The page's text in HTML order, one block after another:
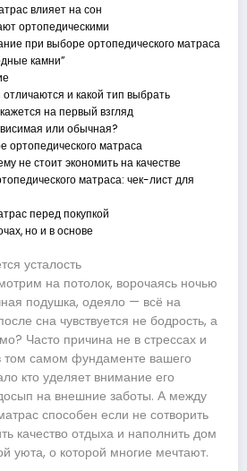
влияет на сон
ортопедическими
при выборе ортопедического матраса
камни”
и какой тип выбрать
на первый взгляд
или обычная?
ортопедического матраса
не стоит экономить на качестве
матраса: чек-лист для
перед покупкой
но и в основе
усталость
на потолок, ворочаясь ночью
подушка, одеяло — всё на
сна чувствуется не бодрость, а
Часто причина не в стрессах и
том самом фундаменте вашего
кто уделяет внимание его
на внешние заботы. А между
способен если не сотворить
качество отдыха и наполнить дом
уюта, о которой многие мечтают.